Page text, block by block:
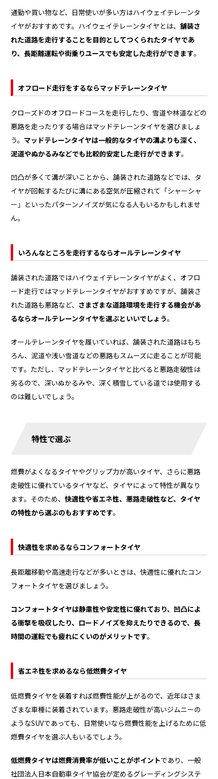
通勤や買い物など、日常使いが多い方はハイウェイテレーンタ
イヤがおすすめです。ハイウェイテレーンタイヤとは、舗装さ
れた道路を走行することを目的としてつくられたタイヤであ
り、長距離運転や街乗りユースでも安定した走行ができます。
オフロード走行をするならマッドテレーンタイヤ
クローズドのオフロードコースを走行したり、雪道や林道などの
悪路を走ったりする場合はマッドテレーンタイヤを選びましょ
う。 マッドテレーンタイヤは一般的なタイヤの溝よりも深く、
泥道やぬかるみなどでも比較的安定した走行ができます。
凹凸が多くて溝が深いことから、舗装された道路などでは、タ
イヤが回転するたびに溝にある空気が圧縮されて「シャーシャ
ー」といったパターンノイズが気になる人もいるかもしれませ
ん。
いろんなところを走行するならオールテレーンタイヤ
舗装された道路ではハイウェイテレーンタイヤがよく、オフロ
ード走行ではマッドテレーンタイヤがおすすめですが、舗装さ
れた道路も悪路など、 さまざまな道路環境を走行する機会があ
るならオールテレーンタイヤを選ぶといいでしょう。
オールテレーンタイヤを履いていれば、舗装された道路はもち
ろん、泥道や浅い雪道などの悪路もスムーズに走ることが可能
です。ただし、マッドテレーンタイヤと比べると悪路走破性は
劣るので、深いぬかるみや、深く積雪している道では使用する
のは難しいでしょう。
特性で選ぶ
燃費がよくなるタイヤやグリップ力が高いタイヤ、さらに悪路
走破性に優れているタイヤなど、タイヤによって特性が異なり
ます。そのため、快適性や省エネ性、悪路走破性など、タイヤ
の特性から選ぶのもおすすめです。
快適性を求めるならコンフォートタイヤ
長距離移動や高速走行などが多いときは、快適性に優れたコン
フォートタイヤを選びましょう。
コンフォートタイヤは静粛性や安定性に優れており、凹凸によ
る衝撃を吸収したり、ロードノイズを抑えたりできるので、長
時間の運転でも疲れにくいのがメリットです。
省エネ性を求めるなら低燃費タイヤ
低燃費タイヤを装着すれば燃費性能が上がるので、近年はさま
ざまな車種に装着されています。悪路走破性が高いジムニーの
ようなSUVであっても、日常使いなら燃費性能を上げるために低
燃費タイヤを選ぶ人もいるでしょう。
低燃費タイヤは燃費消費率が低いことがポイントであり、一般
社団法人日本自動車タイヤ協会が定めるグレーディングシステ